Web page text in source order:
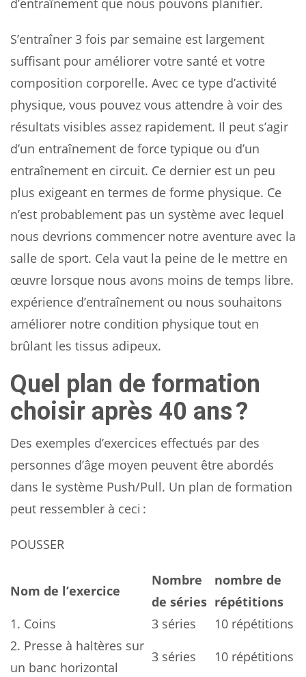
d’entraînement que nous pouvons planifier.
S’entraîner 3 fois par semaine est largement
suffisant pour améliorer votre santé et votre
composition corporelle. Avec ce type d’activité
physique, vous pouvez vous attendre à voir des
résultats visibles assez rapidement. Il peut s’agir
d’un entraînement de force typique ou d’un
entraînement en circuit. Ce dernier est un peu
plus exigeant en termes de forme physique. Ce
n’est probablement pas un système avec lequel
nous devrions commencer notre aventure avec la
salle de sport. Cela vaut la peine de le mettre en
œuvre lorsque nous avons moins de temps libre.
expérience d’entraînement ou nous souhaitons
améliorer notre condition physique tout en
brûlant les tissus adipeux.
Quel plan de formation
choisir après 40 ans ?
Des exemples d’exercices effectués par des
personnes d’âge moyen peuvent être abordés
dans le système Push/Pull. Un plan de formation
peut ressembler à ceci :
POUSSER
Nom de l’exercice
Nombre
de séries
nombre de
répétitions
1. Coins
3 séries
10 répétitions
2. Presse à haltères sur
un banc horizontal
3 séries
10 répétitions